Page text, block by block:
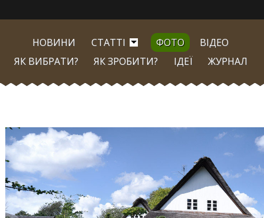
НОВИНИ СТАТТІ ФОТО
ВІДЕО
ЯК ВИБРАТИ?
ЯК ЗРОБИТИ? ІДЕЇ ЖУРНАЛ